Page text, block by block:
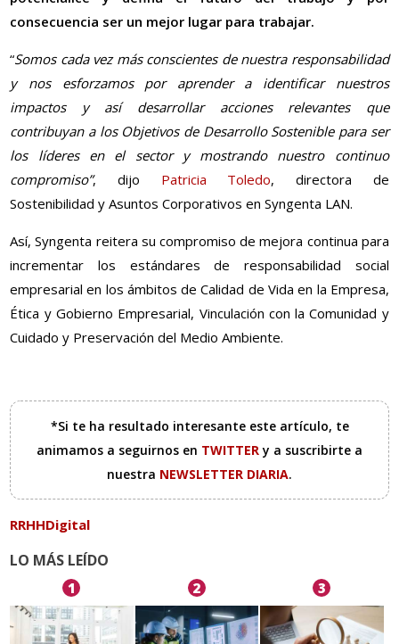
consecuencia ser un mejor lugar para trabajar.
“Somos cada vez más conscientes de nuestra responsabilidad
y nos esforzamos por aprender a identificar nuestros
impactos y así desarrollar acciones relevantes que
contribuyan a los Objetivos de Desarrollo Sostenible para ser
los líderes en el sector y mostrando nuestro continuo
compromiso”, dijo Patricia Toledo, directora de
Sostenibilidad y Asuntos Corporativos en Syngenta LAN.
Así, Syngenta reitera su compromiso de mejora continua para
incrementar los estándares de responsabilidad social
empresarial en los ámbitos de Calidad de Vida en la Empresa,
Ética y Gobierno Empresarial, Vinculación con la Comunidad y
Cuidado y Preservación del Medio Ambiente.
*Si te ha resultado interesante este artículo, te
animamos a seguirnos en TWITTERy a suscribirte a
nuestra NEWSLETTER DIARIA.
RRHHDigital
LO MÁS LEÍDO
1 2 3